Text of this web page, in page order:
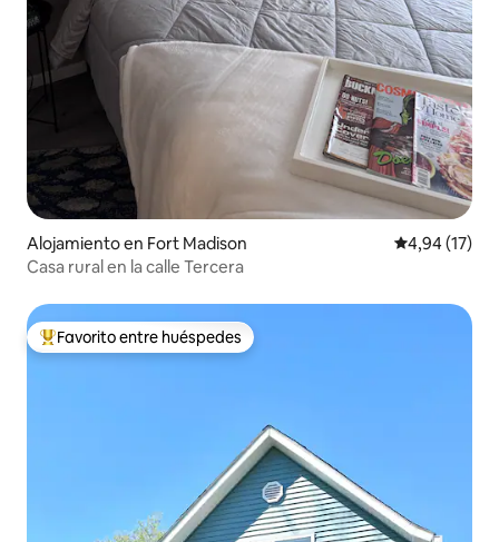
Alojamiento en Fort Madison Calificación
4,94 (17)
Casa rural en la calle Tercera
Favorito entre los huéspedes más destacados
Favorito entre huéspedes